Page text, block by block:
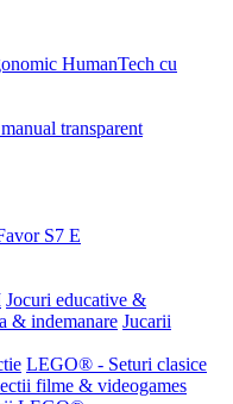
HumanTech cu
transparent
S7 E
Jocuri educative &
& indemanare Jucarii
LEGO® - Seturi clasice
filme & videogames